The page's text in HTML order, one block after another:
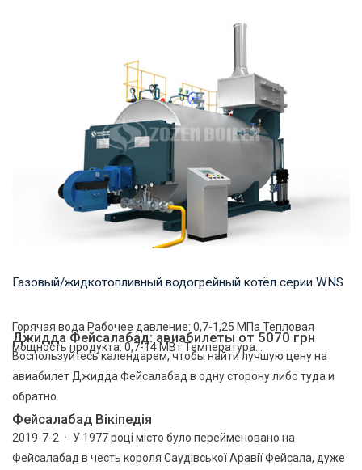
мощность продукта: 1,4 -14 МВт Температур...
Газовый/жидкотопливный водогрейный котёл серии WNS
Горячая вода Рабочее давление: 0,7-1,25 МПа Тепловая
мощность продукта: 0,7-14 МВт Температура...
Джидда Фейсалабад: авиабилеты от 5070 грн
Воспользуйтесь календарем, чтобы найти лучшую цену на
авиабилет Джидда Фейсалабад в одну сторону либо туда и
обратно.
Фейсалабад Вікіпедія
2019-7-2 · У 1977 році місто було перейменовано на
Фейсалабад в честь короля Саудівської Аравії Фейсала, дуже